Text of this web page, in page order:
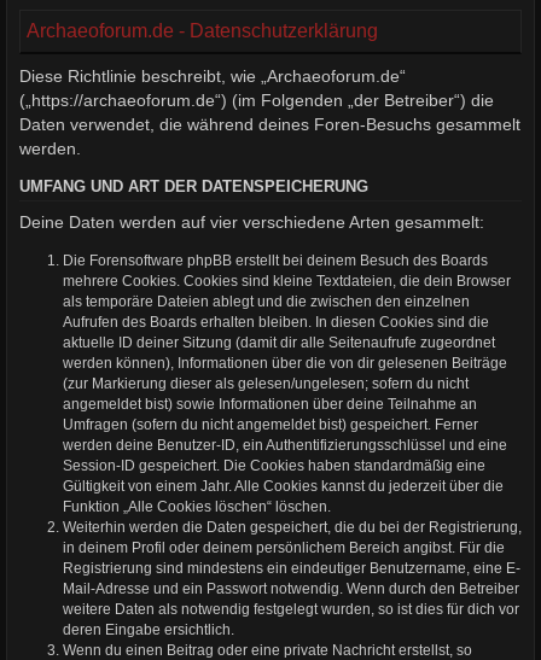
Archaeoforum.de - Datenschutzerklärung
Diese Richtlinie beschreibt, wie „Archaeoforum.de“
(„https://archaeoforum.de“) (im Folgenden „der Betreiber“) die
Daten verwendet, die während deines Foren-Besuchs gesammelt
werden.
UMFANG UND ART DER DATENSPEICHERUNG
Deine Daten werden auf vier verschiedene Arten gesammelt:
Die Forensoftware phpBB erstellt bei deinem Besuch des Boards
mehrere Cookies. Cookies sind kleine Textdateien, die dein Browser
als temporäre Dateien ablegt und die zwischen den einzelnen
Aufrufen des Boards erhalten bleiben. In diesen Cookies sind die
aktuelle ID deiner Sitzung (damit dir alle Seitenaufrufe zugeordnet
werden können), Informationen über die von dir gelesenen Beiträge
(zur Markierung dieser als gelesen/ungelesen; sofern du nicht
angemeldet bist) sowie Informationen über deine Teilnahme an
Umfragen (sofern du nicht angemeldet bist) gespeichert. Ferner
werden deine Benutzer-ID, ein Authentifizierungsschlüssel und eine
Session-ID gespeichert. Die Cookies haben standardmäßig eine
Gültigkeit von einem Jahr. Alle Cookies kannst du jederzeit über die
Funktion „Alle Cookies löschen“ löschen.
Weiterhin werden die Daten gespeichert, die du bei der Registrierung,
in deinem Profil oder deinem persönlichem Bereich angibst. Für die
Registrierung sind mindestens ein eindeutiger Benutzername, eine E-
Mail-Adresse und ein Passwort notwendig. Wenn durch den Betreiber
weitere Daten als notwendig festgelegt wurden, so ist dies für dich vor
deren Eingabe ersichtlich.
Wenn du einen Beitrag oder eine private Nachricht erstellst, so